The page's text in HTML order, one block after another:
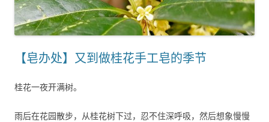
【皂办处】又到做桂花手工皂的季节
桂花一夜开满树。
雨后在花园散步，从桂花树下过，忍不住深呼吸，然后想象慢慢